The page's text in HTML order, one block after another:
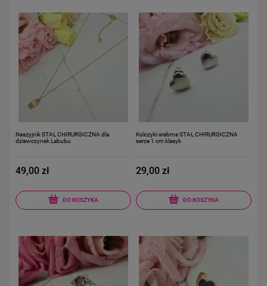
Naszyjnik STAL CHIRURGICZNA dla
dziewczynek Labubu
49,00 zł
DO KOSZYKA
Kolczyki srebrne STAL CHIRURGICZNA
serce 1 cm klasyk
29,00 zł
DO KOSZYKA